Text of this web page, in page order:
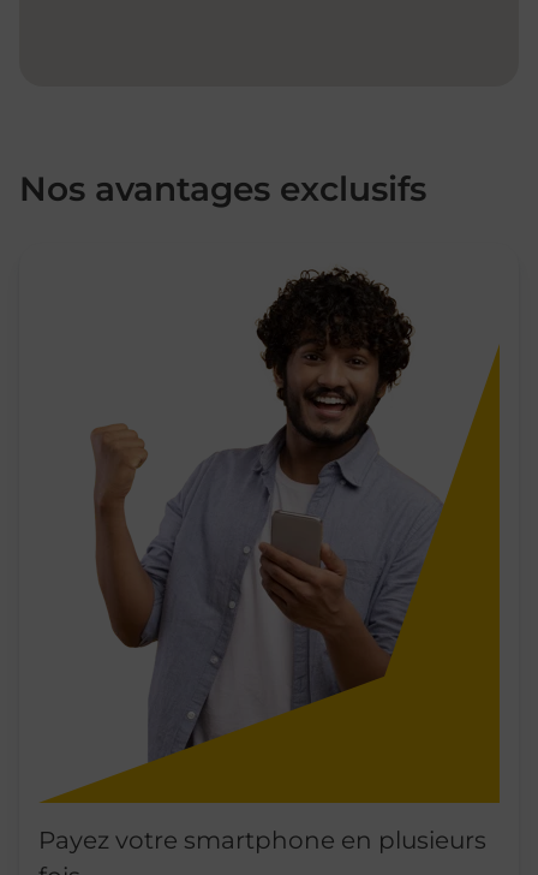
Nos avantages exclusifs
Payez votre smartphone en plusieurs